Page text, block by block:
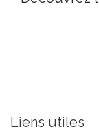
Liens utiles